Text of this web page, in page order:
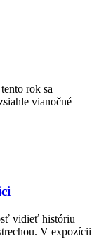
rok sa
vianočné
vidieť históriu
V expozícii